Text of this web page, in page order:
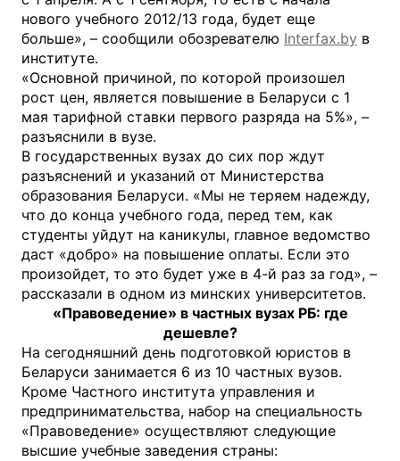
нового учебного 2012/13 года, будет еще
больше», – сообщили обозревателю Interfax.by в
институте.
«Основной причиной, по которой произошел
рост цен, является повышение в Беларуси с 1
мая тарифной ставки первого разряда на 5%», –
разъяснили в вузе.
В государственных вузах до сих пор ждут
разъяснений и указаний от Министерства
образования Беларуси. «Мы не теряем надежду,
что до конца учебного года, перед тем, как
студенты уйдут на каникулы, главное ведомство
даст «добро» на повышение оплаты. Если это
произойдет, то это будет уже в 4-й раз за год», –
рассказали в одном из минских университетов.
«Правоведение» в частных вузах РБ: где
дешевле?
На сегодняшний день подготовкой юристов в
Беларуси занимается 6 из 10 частных вузов.
Кроме Частного института управления и
предпринимательства, набор на специальность
«Правоведение» осуществляют следующие
высшие учебные заведения страны: